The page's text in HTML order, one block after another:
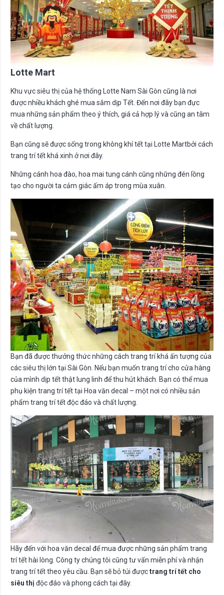
Lotte Mart
Khu vực siêu thị của hệ thống Lotte Nam Sài Gòn cũng là nơi
được nhiều khách ghé mua sắm dịp Tết. Đến nơi đây bạn đực
mua những sản phẩm theo ý thích, giá cả hợp lý và cũng an tâm
về chất lượng.
Bạn cũng sẽ được sống trong không khí tết tại Lotte Martbởi cách
trang trí tết khá xinh ở nơi đây.
Những cánh hoa đào, hoa mai tung cánh cũng những đén lồng
tạo cho người ta cảm giác ấm áp trong mùa xuân.
Bạn đã được thưởng thức những cách trang trí khá ấn tượng của
các siêu thị lớn tại Sài Gòn. Nếu bạn muốn trang trí cho cửa hàng
của mình dịp tết thật lung linh để thu hút khách. Bạn có thể mua
phụ kiện trang trí tết tại Hoa văn decal – một nơi có nhiều sản
phẩm trang trí tết độc đáo và chất lượng.
Hãy đến với hoa văn decal để mua được những sản phẩm trang
trí tết hài lòng. Công ty chúng tôi cũng tư vấn miễn phí và nhận
trang trí tết theo yêu cầu. Bạn sẽ bỏ túi đượctrang trí tết cho
siêu thị độc đáo và phong cách tại đây.